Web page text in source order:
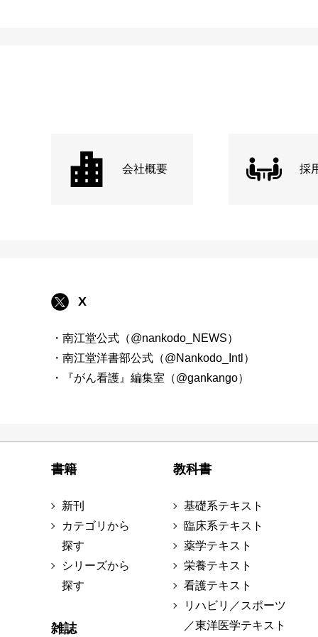
会社概要 採
X
・南江堂公式（@nankodo_NEWS）
・南江堂洋書部公式（@Nankodo_Intl）
・『がん看護』編集室（@gankango）
書籍
新刊
カテゴリから
探す
シリーズから
探す
雑誌
教科書
基礎系テキスト
臨床系テキスト
薬学テキスト
栄養テキスト
看護テキスト
リハビリ／スポーツ
／東洋医学テキスト